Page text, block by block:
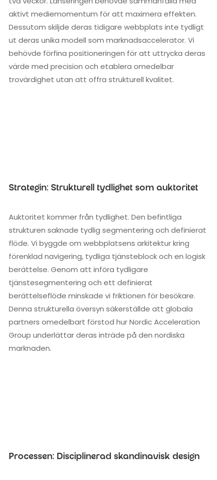
aktivt mediemomentum för att maximera effekten.
Dessutom skiljde deras tidigare webbplats inte tydligt
ut deras unika modell som marknadsaccelerator. Vi
behövde förfina positioneringen för att uttrycka deras
värde med precision och etablera omedelbar
trovärdighet utan att offra strukturell kvalitet.
Strategin: Strukturell tydlighet som auktoritet
Auktoritet kommer från tydlighet. Den befintliga
strukturen saknade tydlig segmentering och definierat
flöde. Vi byggde om webbplatsens arkitektur kring
förenklad navigering, tydliga tjänsteblock och en logisk
berättelse. Genom att införa tydligare
tjänstesegmentering och ett definierat
berättelseflöde minskade vi friktionen för besökare.
Denna strukturella översyn säkerställde att globala
partners omedelbart förstod hur Nordic Acceleration
Group underlättar deras inträde på den nordiska
marknaden.
Processen: Disciplinerad skandinavisk design